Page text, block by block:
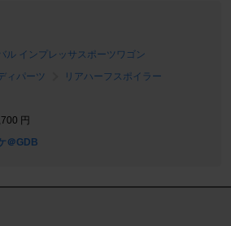
ル インプレッサスポーツワゴン
ィパーツ
リアハーフスポイラー
円
＠GDB